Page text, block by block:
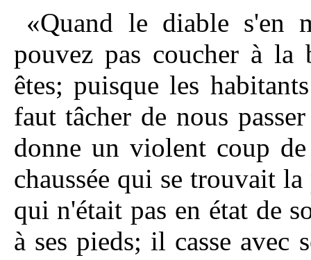
«Quand le diable s'en
pouvez pas coucher à
êtes; puisque les
faut tâcher de nous
donne un violent coup
chaussée qui se trouvait
qui n'était pas en état de
à ses pieds; il casse avec